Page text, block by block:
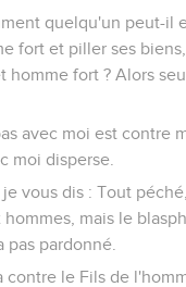
quelqu'un peut-il
fort et piller ses
homme fort ? Alors
avec moi est contre
moi disperse.
vous dis : Tout
hommes, mais le
pas pardonné.
contre le Fils de